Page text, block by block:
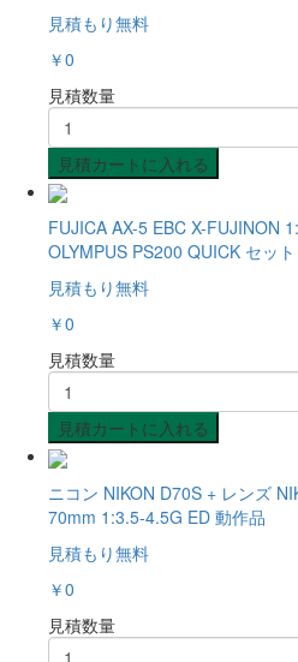
見積もり無料
￥0
見積数量
見積カートに入れる
FUJICA AX-5 EBC X-FUJINON
OLYMPUS PS200 QUICK セット
見積もり無料
￥0
見積数量
見積カートに入れる
ニコン NIKON D70S + レンズ
70mm 1:3.5-4.5G ED 動作品
見積もり無料
￥0
見積数量